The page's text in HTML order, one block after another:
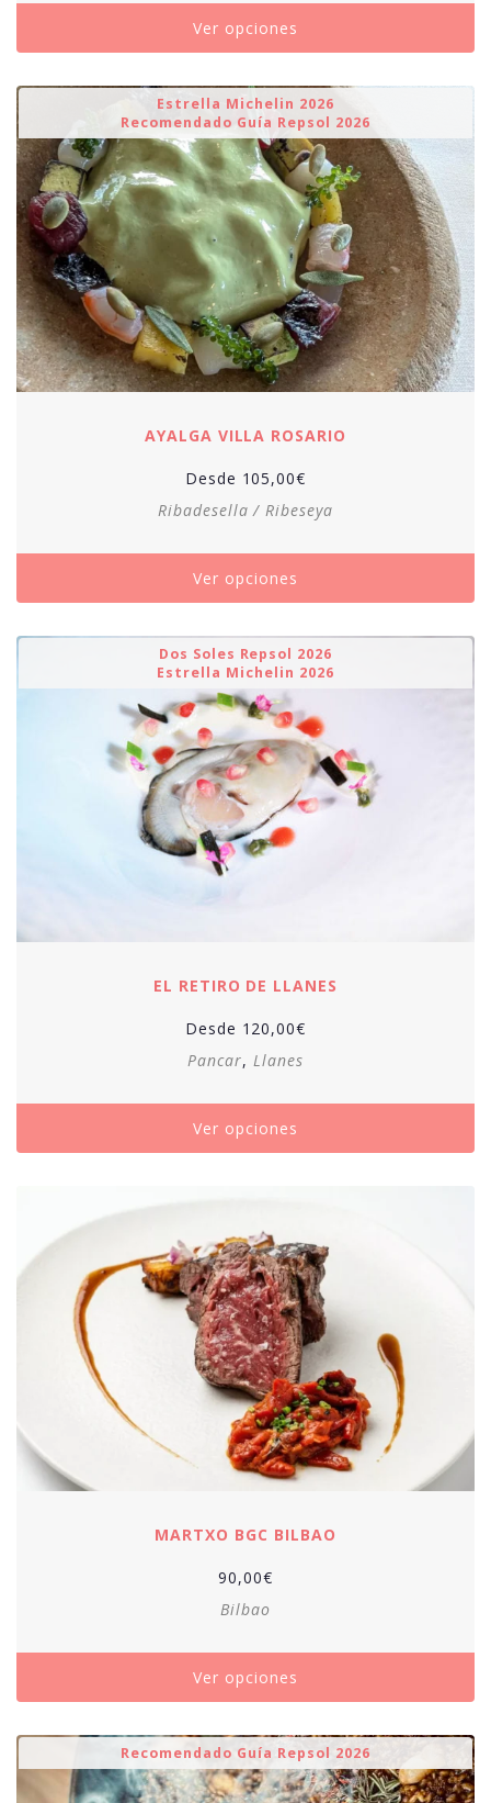
Ver opciones
Estrella Michelin 2026
Recomendado Guía Repsol 2026
AYALGA VILLA ROSARIO
Desde 105,00€
Ribadesella / Ribeseya
Ver opciones
Dos Soles Repsol 2026
Estrella Michelin 2026
EL RETIRO DE LLANES
Desde 120,00€
Pancar, Llanes
Ver opciones
MARTXO BGC BILBAO
90,00€
Bilbao
Ver opciones
Recomendado Guía Repsol 2026